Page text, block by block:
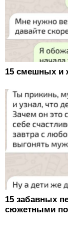
15 смешных и
15 забавных
сюжетными